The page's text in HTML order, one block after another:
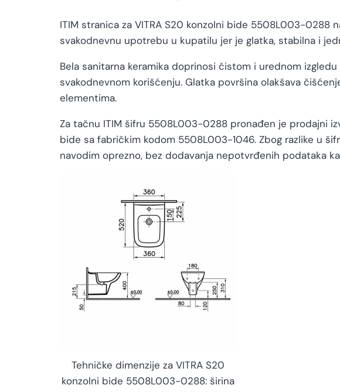
ITIM stranica za VITRA S20 konzolni bide 5508L003-0288
svakodnevnu upotrebu u kupatilu jer je glatka, stabilna i
Bela sanitarna keramika doprinosi čistom i urednom
svakodnevnom korišćenju. Glatka površina olakšava
elementima.
Za tačnu ITIM šifru 5508L003-0288 pronađen je prodajni
bide sa fabričkim kodom 5508L003-1046. Zbog razlike u
navodim oprezno, bez dodavanja nepotvrđenih podataka
Tehničke dimenzije za VITRA S20
konzolni bide 5508L003-0288: širina